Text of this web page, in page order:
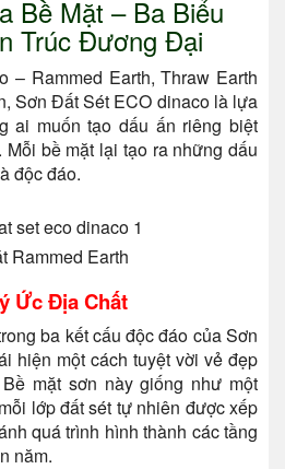
Bề Mặt – Ba Biểu
Trúc Đương Đại
– Rammed Earth, Thraw Earth
Sơn Đất Sét ECO dinaco là lựa
ai muốn tạo dấu ấn riêng biệt
bề mặt lại tạo ra những dấu
độc đáo.
Rammed Earth
Ức Địa Chất
ba kết cấu độc đáo của Sơn
hiện một cách tuyệt vời vẻ đẹp
mặt sơn này giống như một
lớp đất sét tự nhiên được xếp
quá trình hình thành các tầng
năm.